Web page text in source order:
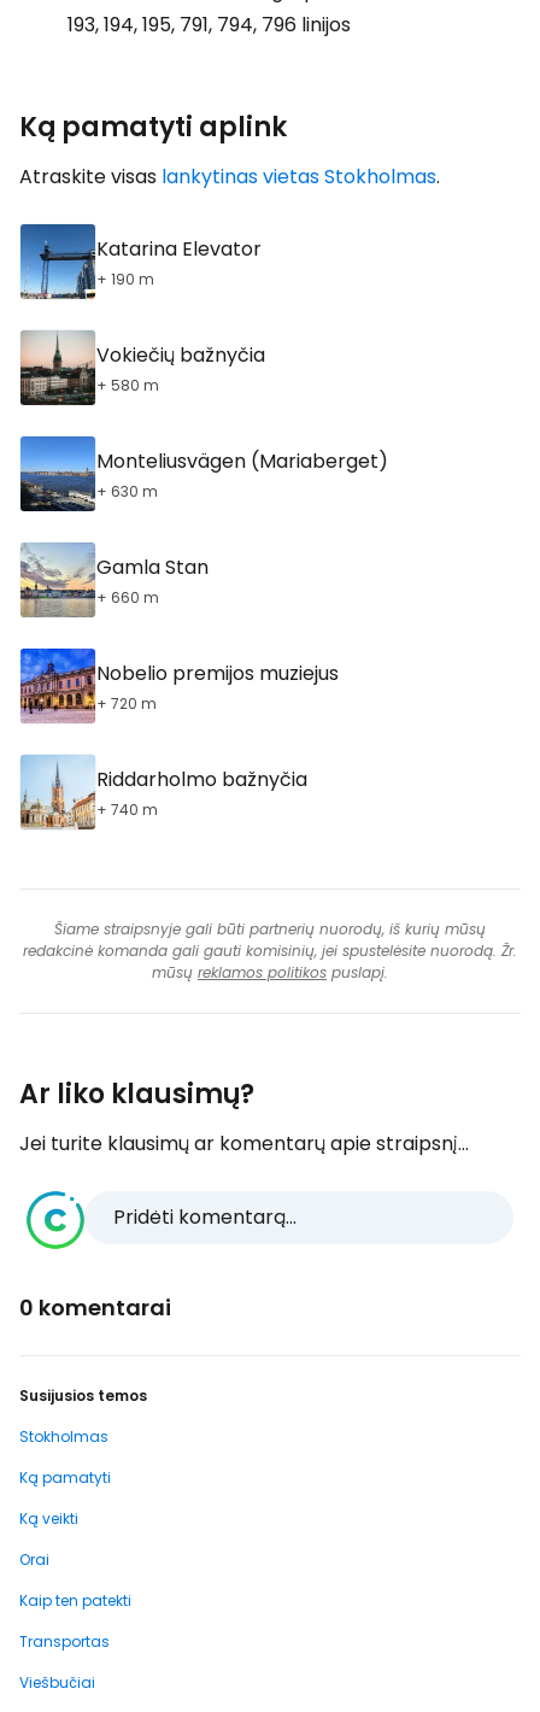
193, 194, 195, 791, 794, 796 linijos
Ką pamatyti aplink
Atraskite visas lankytinas vietas Stokholmas.
Katarina Elevator
+ 190 m
Vokiečių bažnyčia
+ 580 m
Monteliusvägen (Mariaberget)
+ 630 m
Gamla Stan
+ 660 m
Nobelio premijos muziejus
+ 720 m
Riddarholmo bažnyčia
+ 740 m
Šiame straipsnyje gali būti partnerių nuorodų, iš kurių mūsų
redakcinė komanda gali gauti komisinių, jei spustelėsite nuorodą. Žr.
mūsų reklamos politikos puslapį.
Ar liko klausimų?
Jei turite klausimų ar komentarų apie straipsnį...
Pridėti komentarą...
0 komentarai
Susijusios temos
Stokholmas
Ką pamatyti
Ką veikti
Orai
Kaip ten patekti
Transportas
Viešbučiai